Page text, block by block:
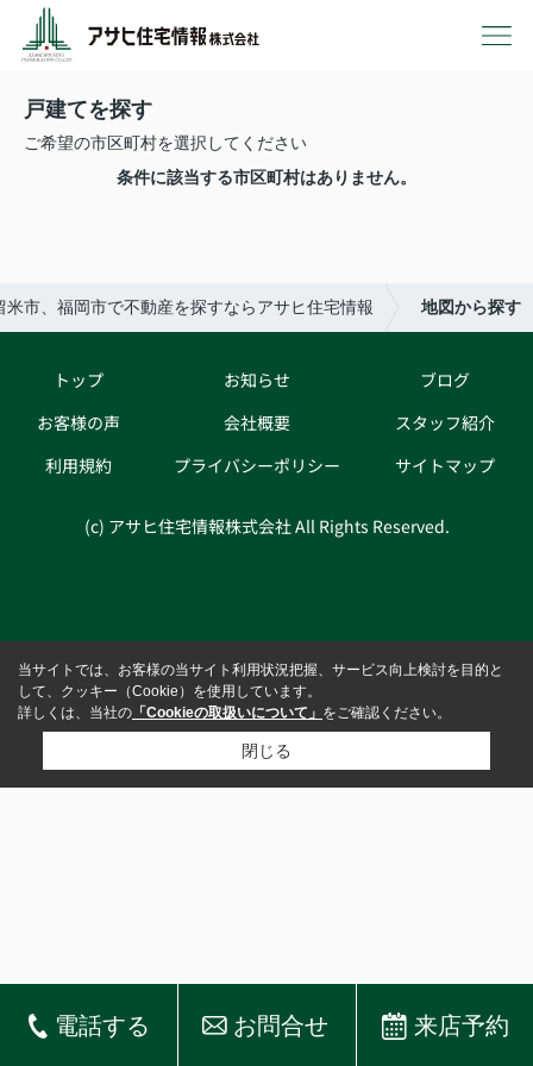
戸建てを探す
ご希望の市区町村を選択してください
条件に該当する市区町村はありません。
米市、福岡市で不動産を探すならアサヒ住宅情報 地図から探す
トップ
お客様の声
利用規約
お知らせ
会社概要
プライバシーポリシー
ブログ
スタッフ紹介
サイトマップ
(c) アサヒ住宅情報株式会社 All Rights Reserved.
電話する お問合せ 来店予約
当サイトでは、お客様の当サイト利用状況把握、サービス向上検討を目的と
して、クッキー（Cookie）を使用しています。
詳しくは、当社の 「Cookieの取扱いについて」 をご確認ください。
閉じる